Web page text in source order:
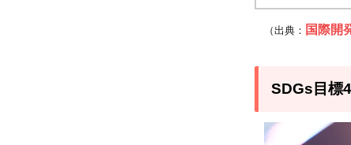
質の
低下
目標4
の達
（出典： 国際開
SDGs目標